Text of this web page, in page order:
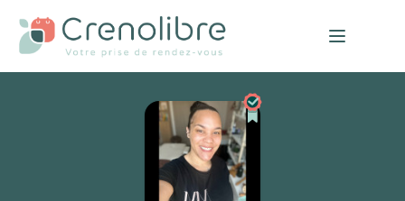
Open